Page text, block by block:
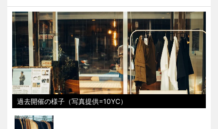
過去開催の様子（写真提供=10YC）